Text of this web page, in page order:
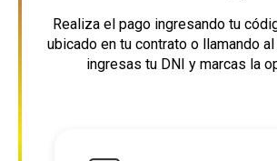
Realiza el pago ingresando tu
ubicado en tu contrato o llamando
ingresas tu DNI y marcas la